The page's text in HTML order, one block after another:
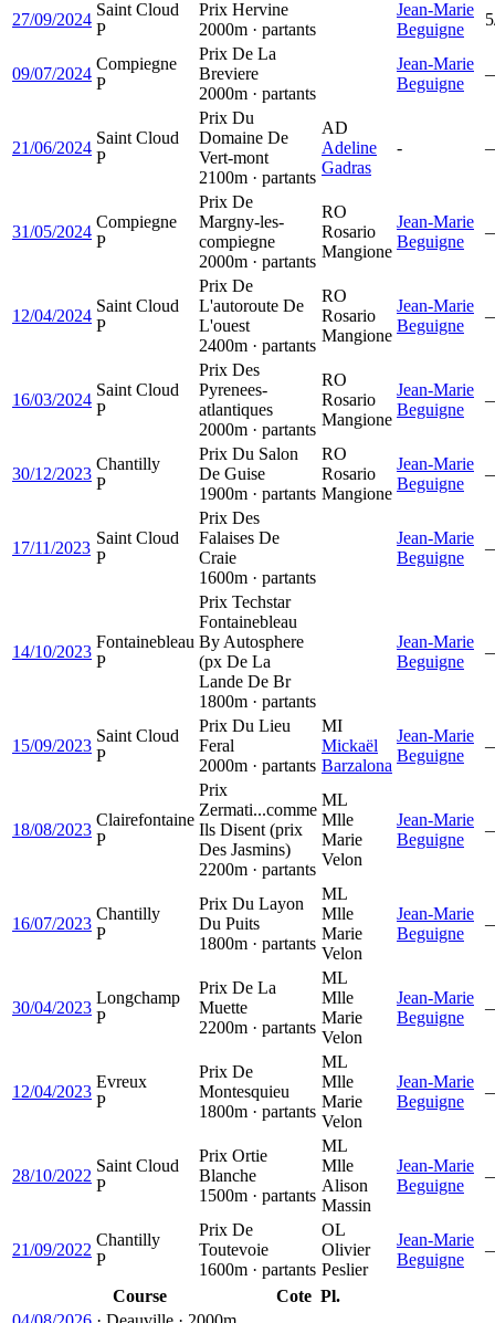
27/09/2024
Saint Cloud
P
Prix Hervine
2000m · partants
Jean-Marie
Beguigne
09/07/2024
Compiegne
P
Prix De La
Breviere
2000m · partants
Jean-Marie
Beguigne
21/06/2024
Saint Cloud
P
Prix Du
Domaine De
Vert-mont
2100m · partants
AD
Adeline
Gadras
-
31/05/2024
Compiegne
P
Prix De
Margny-les-
compiegne
2000m · partants
RO
Rosario
Mangione
Jean-Marie
Beguigne
12/04/2024
Saint Cloud
P
Prix De
L'autoroute De
L'ouest
2400m · partants
RO
Rosario
Mangione
Jean-Marie
Beguigne
16/03/2024
Saint Cloud
P
Prix Des
Pyrenees-
atlantiques
2000m · partants
RO
Rosario
Mangione
Jean-Marie
Beguigne
30/12/2023
Chantilly
P
Prix Du Salon
De Guise
1900m · partants
RO
Rosario
Mangione
Jean-Marie
Beguigne
17/11/2023
Saint Cloud
P
Prix Des
Falaises De
Craie
1600m · partants
Jean-Marie
Beguigne
14/10/2023
Fontainebleau
P
Prix Techstar
Fontainebleau
By Autosphere
(px De La
Lande De Br
1800m · partants
Jean-Marie
Beguigne
15/09/2023
Saint Cloud
P
Prix Du Lieu
Feral
2000m · partants
MI
Mickaël
Barzalona
Jean-Marie
Beguigne
18/08/2023
Clairefontaine
P
Prix
Zermati...comme
Ils Disent (prix
Des Jasmins)
2200m · partants
ML
Mlle
Marie
Velon
Jean-Marie
Beguigne
16/07/2023
Chantilly
P
Prix Du Layon
Du Puits
1800m · partants
ML
Mlle
Marie
Velon
Jean-Marie
Beguigne
30/04/2023
Longchamp
P
Prix De La
Muette
2200m · partants
ML
Mlle
Marie
Velon
Jean-Marie
Beguigne
12/04/2023
Evreux
P
Prix De
Montesquieu
1800m · partants
ML
Mlle
Marie
Velon
Jean-Marie
Beguigne
28/10/2022
Saint Cloud
P
Prix Ortie
Blanche
1500m · partants
ML
Mlle
Alison
Massin
Jean-Marie
Beguigne
21/09/2022
Chantilly
P
Prix De
Toutevoie
1600m · partants
OL
Olivier
Peslier
Jean-Marie
Beguigne
Course Cote Pl.